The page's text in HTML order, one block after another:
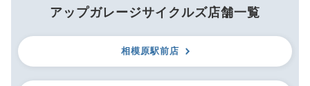
アップガレージサイクルズ店舗一覧
相模原駅前店